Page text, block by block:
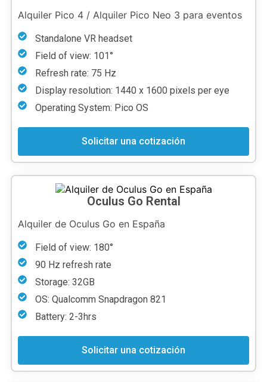
Alquiler Pico 4 / Alquiler Pico Neo 3 para eventos
Standalone VR headset
Field of view: 101°
Refresh rate: 75 Hz
Display resolution: 1440 x 1600 pixels per eye
Operating System: Pico OS
Solicitar una cotización
Oculus Go Rental
Alquiler de Oculus Go en España
Field of view: 180°
90 Hz refresh rate
Storage: 32GB
OS: Qualcomm Snapdragon 821
Battery: 2-3hrs
Solicitar una cotización